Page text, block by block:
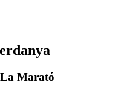
Marató